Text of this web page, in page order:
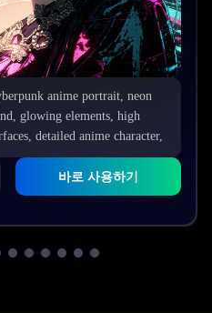
anime portrait, neon
glowing elements, high
detailed anime character,
cinematic sci-fi atmosphere,
바로 사용하기